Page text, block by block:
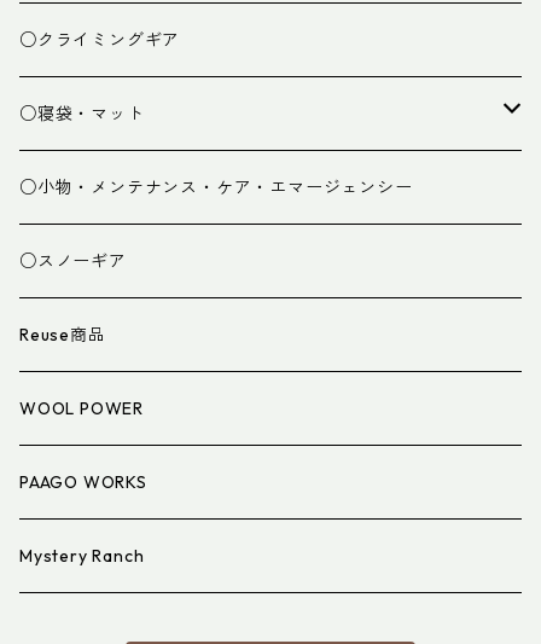
ベースレイヤー
パンツ
グローブ
スパッツ・ゲイター
衣類小物
アイウェア
○クライミングギア
○寝袋・マット
寝袋
マット
寝具小物
○小物・メンテナンス・ケア・エマージェンシー
○スノーギア
Reuse商品
WOOL POWER
PAAGO WORKS
Mystery Ranch